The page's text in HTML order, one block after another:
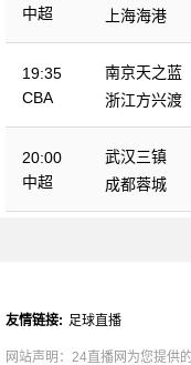
中超
上海海港
19:35
CBA
南京天之蓝
浙江方兴渡
20:00
中超
武汉三镇
成都蓉城
友情链接: 足球直播
网站声明：24直播网为您提供